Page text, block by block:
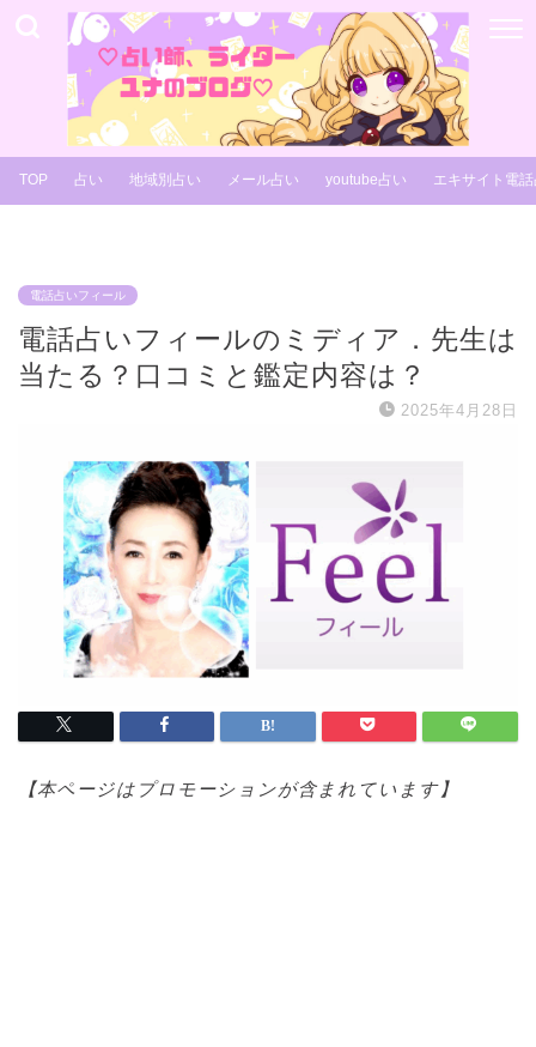
TOP 占い 地域別占い メール占い youtube占い エキサイト電
電話占いフィール
電話占いフィールのミディア．先生は
当たる？口コミと鑑定内容は？
2025年4月28日
【本ページはプロモーションが含まれています】